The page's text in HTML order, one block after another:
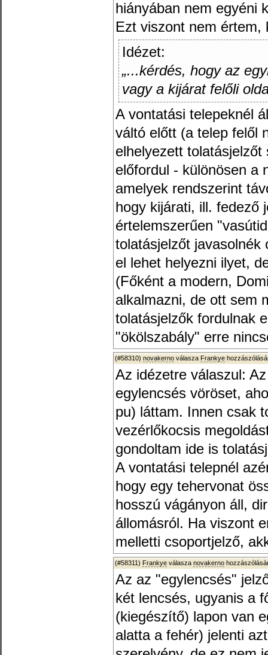
hiányában nem egyéni
Ezt viszont nem értem,
Idézet:
„...kérdés, hogy az
vagy a kijárat felőli
A vontatási telepeknél
váltó előtt (a telep felől
elhelyezett
előfordul - különösen a
amelyek rendszerint
hogy kijárati, ill. fedező
értelemszerűen
tolatásjelzőt javasolnék
el lehet helyezni ilyet,
(Főként a modern,
alkalmazni, de ott sem
tolatásjelzők fordulnak
"ökölszabály" erre
(#58310) novakerno válasza Frankye
Az idézetre válaszul:
egylencsés vöröset,
pu) láttam. Innen csak
vezérlőkocsis
gondoltam ide is
A vontatási telepnél
hogy egy tehervonat
hosszú vágányon áll,
állomásról. Ha viszont
melletti csoportjelző,
(#58311) Frankye válasza novakerno
Az az "egylencsés"
két lencsés, ugyanis a
(kiegészítő) lapon van
alatta a fehér) jelenti